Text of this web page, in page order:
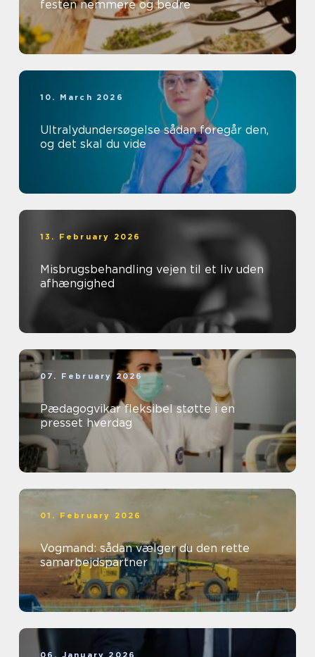
festen nemmere og bedre
10. March 2026
Ultralydundersøgelse sådan foregår den,
og det skal du vide
13. February 2026
Misbrugsbehandling vejen til et liv uden
afhængighed
07. February 2026
Pædagogvikar fleksibel støtte i en
presset hverdag
01. February 2026
Vogmand: sådan vælger du den rette
samarbejdspartner
06. January 2026